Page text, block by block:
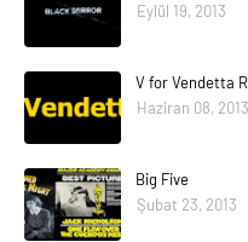
Eylül 19, 2013
V for Vendetta
Haziran 08, 2013
Big Five
Şubat 23, 2013